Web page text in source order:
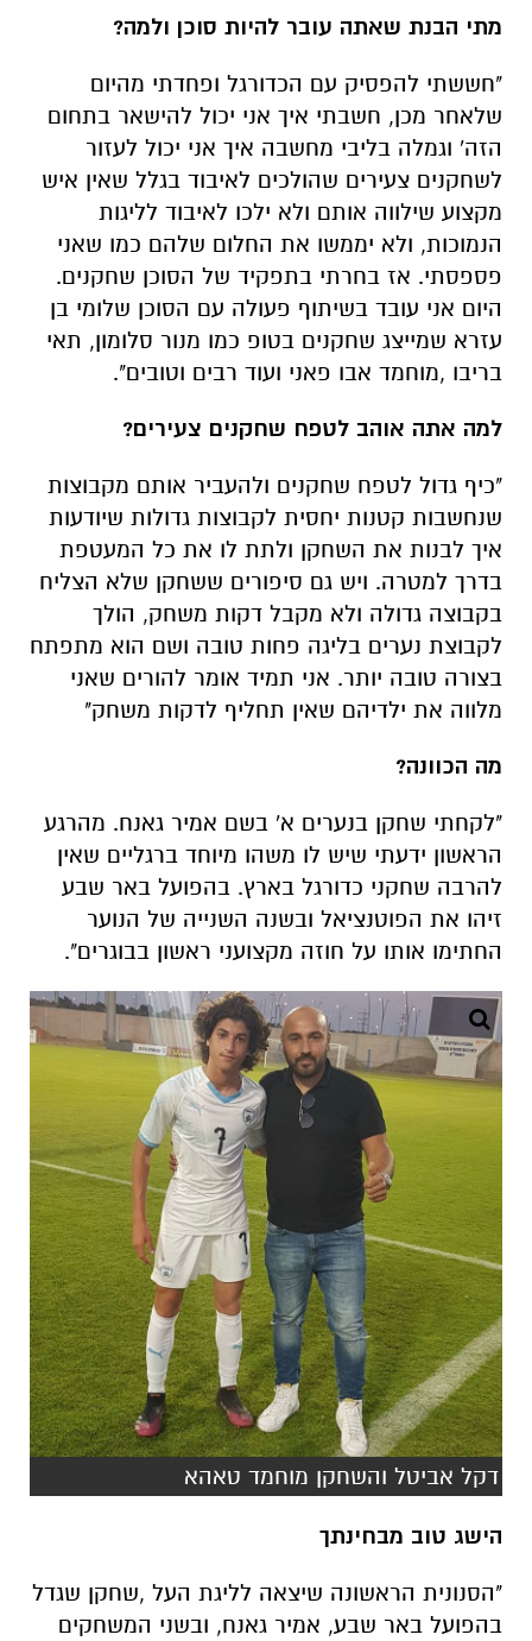
מתי הבנת שאתה עובר להיות סוכן ולמה?
"חששתי להפסיק עם הכדורגל ופחדתי מהיום
שלאחר מכן, חשבתי איך אני יכול להישאר בתחום
הזה' וגמלה בליבי מחשבה איך אני יכול לעזור
לשחקנים צעירים שהולכים לאיבוד בגלל שאין איש
מקצוע שילווה אותם ולא ילכו לאיבוד לליגות
הנמוכות, ולא יממשו את החלום שלהם כמו שאני
פספסתי. אז בחרתי בתפקיד של הסוכן שחקנים.
היום אני עובד בשיתוף פעולה עם הסוכן שלומי בן
עזרא שמייצג שחקנים בטופ כמו מנור סלומון, תאי
בריבו ,מוחמד אבו פאני ועוד רבים וטובים".
למה אתה אוהב לטפח שחקנים צעירים?
"כיף גדול לטפח שחקנים ולהעביר אותם מקבוצות
שנחשבות קטנות יחסית לקבוצות גדולות שיודעות
איך לבנות את השחקן ולתת לו את כל המעטפת
בדרך למטרה. ויש גם סיפורים ששחקן שלא הצליח
בקבוצה גדולה ולא מקבל דקות משחק, הולך
לקבוצת נערים בליגה פחות טובה ושם הוא מתפתח
בצורה טובה יותר. אני תמיד אומר להורים שאני
מלווה את ילדיהם שאין תחליף לדקות משחק"
מה הכוונה?
"לקחתי שחקן בנערים א' בשם אמיר גאנח. מהרגע
הראשון ידעתי שיש לו משהו מיוחד ברגליים שאין
להרבה שחקני כדורגל בארץ. בהפועל באר שבע
זיהו את הפוטנציאל ובשנה השנייה של הנוער
החתימו אותו על חוזה מקצועני ראשון בבוגרים".
דקל אביטל והשחקן מוחמד טאהא
הישג טוב מבחינתך
"הסנונית הראשונה שיצאה לליגת העל ,שחקן שגדל
בהפועל באר שבע, אמיר גאנח, ובשני המשחקים